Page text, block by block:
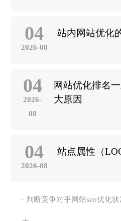
04
2026-08
站内网站优化
04
2026-
08
网站优化排名
大原因
04
2026-08
站点属性（
· 判断竞争对手网站seo优化